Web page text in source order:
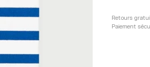
Retours
Paiement